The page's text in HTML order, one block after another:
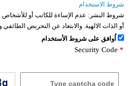
شروط الاستخدام
شروط النشر: عدم الإساءة للكاتب أو للأشخاص
أو الذات الالهية. والابتعاد عن التحريض
اُوافق على شروط الأستخدام
Security Code *